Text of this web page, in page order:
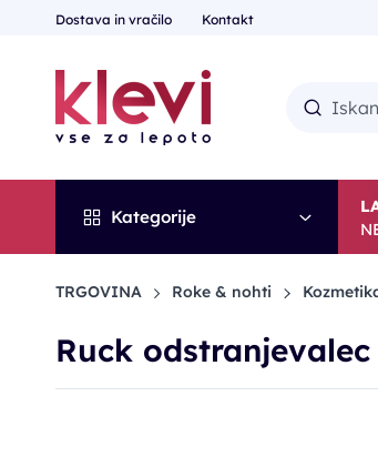
Dostava in vračilo Kontakt
Kategorije
TRGOVINA Roke & nohti
Ruck